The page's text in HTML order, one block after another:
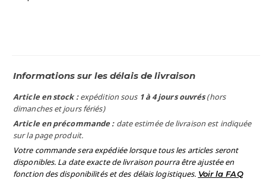
Informations sur les délais de livraison
Article en stock :expédition sous 1 à 4 jours ouvrés(hors
dimanches et jours fériés)
Article en précommande : date estimée de livraison est indiquée
sur la page produit.
Votre commande sera expédiée lorsque tous les articles seront
disponibles. La date exacte de livraison pourra être ajustée en
fonction des disponibilités et des délais logistiques. Voir la FAQ